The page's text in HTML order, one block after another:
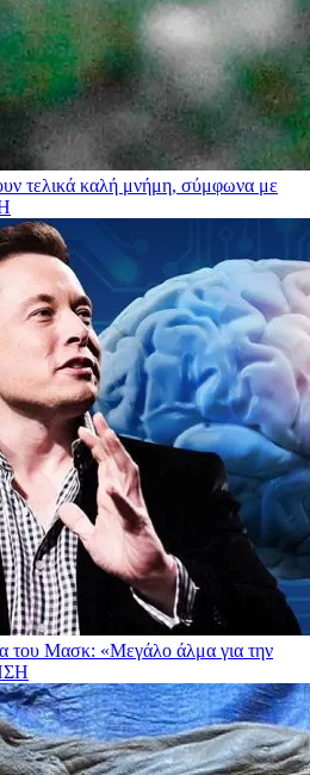
τελικά καλή μνήμη, σύμφωνα με
του Μασκ: «Μεγάλο άλμα για την